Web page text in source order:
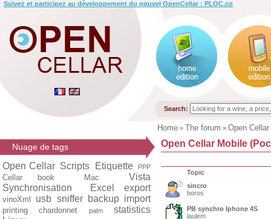
Suivez et participez au développement du nouvel OpenCellar : PLOC.co
Search:
Home » The forum » Open
Nuage de tags
Open Cellar Scripts Etiquette PPP
Cellar book Mac
Vista
Synchronisation
Excel export
vinoXml usb sniffer backup import
printing chardonnet palm
statistics
Open Cellar Mobile
Topic
sincro
boros
PB synchro Iphone 4S
laulem